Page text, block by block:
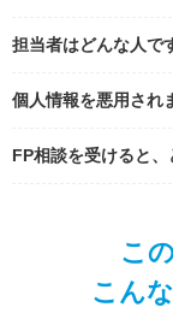
担当者はどんな人で
個人情報を悪用され
FP相談を受けると
こ
こん